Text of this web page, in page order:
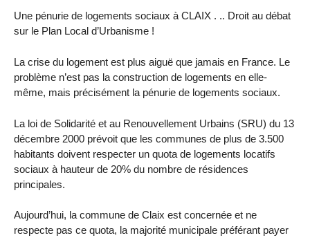
Une pénurie de logements sociaux à CLAIX . .. Droit au débat
sur le Plan Local d’Urbanisme !
La crise du logement est plus aiguë que jamais en France. Le
problème n’est pas la construction de logements en elle-
même, mais précisément la pénurie de logements sociaux.
La loi de Solidarité et au Renouvellement Urbains (SRU) du 13
décembre 2000 prévoit que les communes de plus de 3.500
habitants doivent respecter un quota de logements locatifs
sociaux à hauteur de 20% du nombre de résidences
principales.
Aujourd’hui, la commune de Claix est concernée et ne
respecte pas ce quota, la majorité municipale préférant payer